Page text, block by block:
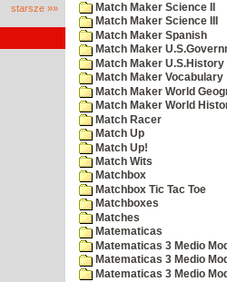
starsze »»
Match Maker Science II
Match Maker Science III
Match Maker Spanish
Match Maker
Match Maker U.S.History
Match Maker Vocabulary
Match Maker World
Match Maker World
Match Racer
Match Up
Match Up!
Match Wits
Matchbox
Matchbox Tic Tac Toe
Matchboxes
Matches
Matematicas
Matematicas 3 Medio
Matematicas 3 Medio
Matematicas 3 Medio